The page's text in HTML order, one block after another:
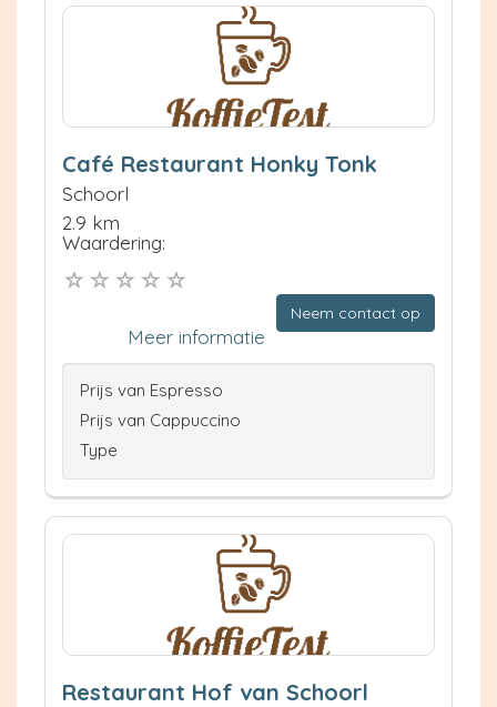
Café Restaurant Honky Tonk
Schoorl
2.9 km
Waardering:
Neem contact op
Meer informatie
Prijs van Espresso
Prijs van Cappuccino
Type
Restaurant Hof van Schoorl